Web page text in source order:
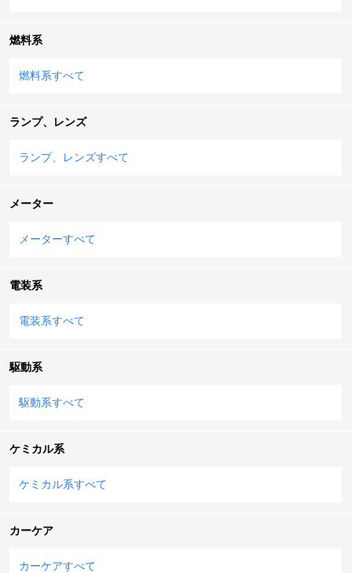
燃料系
燃料系すべて
ランプ、レンズ
ランプ、レンズすべて
メーター
メーターすべて
電装系
電装系すべて
駆動系
駆動系すべて
ケミカル系
ケミカル系すべて
カーケア
カーケアすべて